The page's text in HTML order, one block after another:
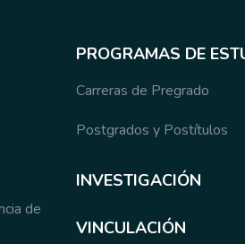
de
PROGRAMAS DE
Carreras de Pregrado
Postgrados y Postítulos
INVESTIGACIÓN
VINCULACIÓN